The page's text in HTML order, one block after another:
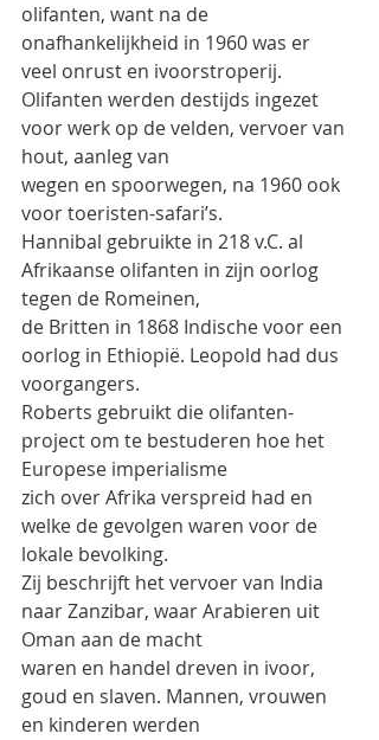
olifanten, want na de
onafhankelijkheid in 1960 was er
veel onrust en ivoorstroperij.
Olifanten werden destijds ingezet
voor werk op de velden, vervoer van
hout, aanleg van
wegen en spoorwegen, na 1960 ook
voor toeristen-safari’s.
Hannibal gebruikte in 218 v.C. al
Afrikaanse olifanten in zijn oorlog
tegen de Romeinen,
de Britten in 1868 Indische voor een
oorlog in Ethiopië. Leopold had dus
voorgangers.
Roberts gebruikt die olifanten-
project om te bestuderen hoe het
Europese imperialisme
zich over Afrika verspreid had en
welke de gevolgen waren voor de
lokale bevolking.
Zij beschrijft het vervoer van India
naar Zanzibar, waar Arabieren uit
Oman aan de macht
waren en handel dreven in ivoor,
goud en slaven. Mannen, vrouwen
en kinderen werden